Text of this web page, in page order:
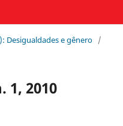
Desigualdades e gênero /
1, 2010